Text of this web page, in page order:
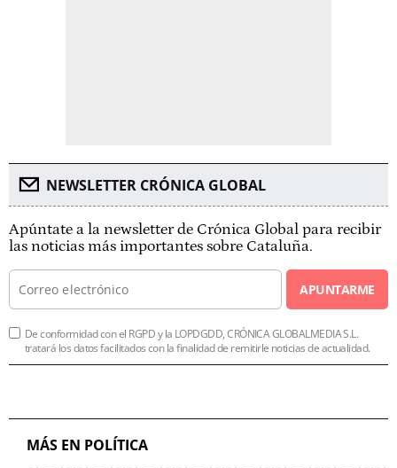
NEWSLETTER CRÓNICA GLOBAL
Apúntate a la newsletter de Crónica Global para recibir
las noticias más importantes sobre Cataluña.
APUNTARME
De conformidad con el RGPD y la LOPDGDD, CRÓNICA GLOBALMEDIA S.L.
tratará los datos facilitados con la finalidad de remitirle noticias de actualidad.
MÁS EN POLÍTICA